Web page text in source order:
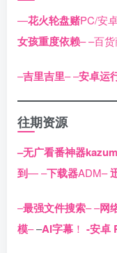
—花火轮盘赌PC/安
女孩重度依赖––百
–吉里吉里––安卓运
往期资源
–无广看番神器
到—–下载器ADM–
–最强文件搜索––网
模––AI字幕 ！ -安卓